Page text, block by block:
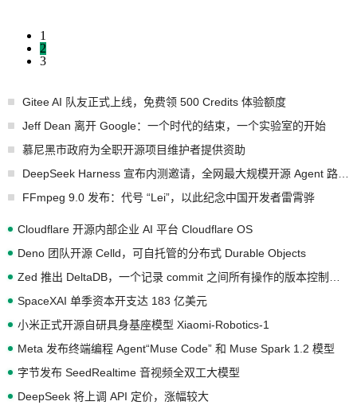
1
2
3
Gitee AI 队友正式上线，免费领 500 Credits 体验额度
Jeff Dean 离开 Google：一个时代的结束，一个实验室的开始
慕尼黑市政府为全职开源项目维护者提供资助
FFmpeg 9.0 发布：代号 “Lei”，以此纪念中国开发者雷霄骅
Cloudflare 开源内部企业 AI 平台 Cloudflare OS
Deno 团队开源 Celld，可自托管的分布式 Durable Objects
SpaceXAI 单季资本开支达 183 亿美元
小米正式开源自研具身基座模型 Xiaomi-Robotics-1
Meta 发布终端编程 Agent“Muse Code” 和 Muse Spark 1.2 模型
字节发布 SeedRealtime 音视频全双工大模型
DeepSeek 将上调 API 定价，涨幅较大